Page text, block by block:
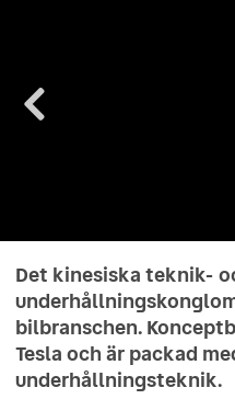
Det kinesiska teknik-
bilbranschen.
Tesla och är packad
underhållningsteknik.